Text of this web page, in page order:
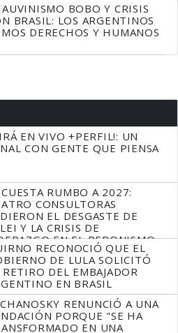
BOBO Y CRISIS
BRASIL: LOS ARGENTINOS
DERECHOS Y HUMANOS
EN VIVO +PERFIL!: UN
CON GENTE QUE PIENSA
RUMBO A 2027:
CONSULTORAS
EL DESGASTE DE
Y LA CRISIS DE
EN EL PERONISMO
RECONOCIÓ QUE EL
DE LULA SOLICITÓ
RETIRO DEL EMBAJADOR
EN BRASIL
RENUNCIÓ A UNA
PORQUE "SE HA
EN UNA